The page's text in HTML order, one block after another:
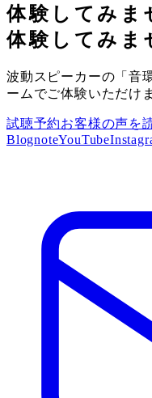
体験してみま
体験してみま
波動スピーカーの「音
ームでご体験いただけ
試聴予約お客様の声を
BlognoteYouTube